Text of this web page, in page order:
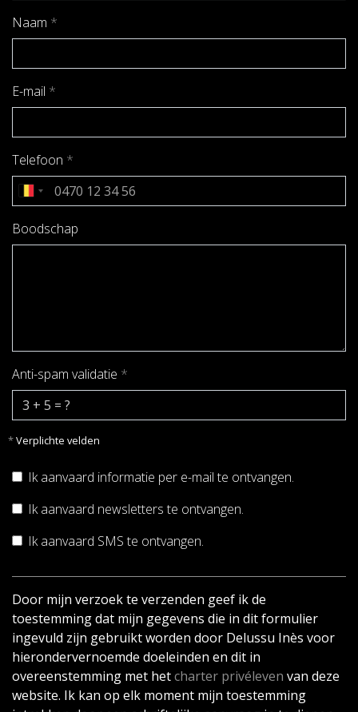
Naam *
E-mail *
Telefoon *
Boodschap
Anti-spam validatie *
*Verplichte velden
Ik aanvaard informatie per e-mail te ontvangen.
Ik aanvaard newsletters te ontvangen.
Ik aanvaard SMS te ontvangen.
Door mijn verzoek te verzenden geef ik de
toestemming dat mijn gegevens die in dit formulier
ingevuld zijn gebruikt worden door Delussu Inès voor
hierondervernoemde doeleinden en dit in
overeenstemming met hetcharter privéleven van deze
website. Ik kan op elk moment mijn toestemming